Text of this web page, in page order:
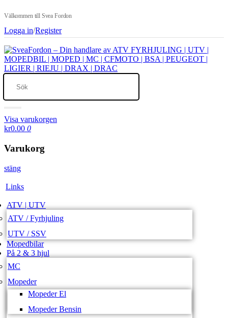
Välkommen till Svea Fordon
Logga in/Register
Visa varukorgen
kr0.00 0
Varukorg
stäng
Links
ATV | UTV
ATV / Fyrhjuling
UTV / SSV
Mopedbilar
På 2 & 3 hjul
MC
Mopeder
Mopeder El
Mopeder Bensin